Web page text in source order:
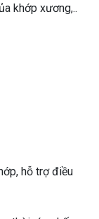
khớp xương,..
hỗ trợ điều